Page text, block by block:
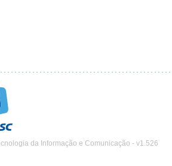
da Informação e Comunicação - v1.526